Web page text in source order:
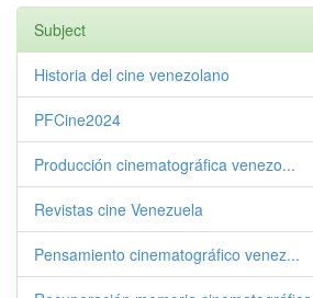
Subject
Historia del cine venezolano
PFCine2024
Producción cinematográfica venezo...
Revistas cine Venezuela
Pensamiento cinematográfico venez...